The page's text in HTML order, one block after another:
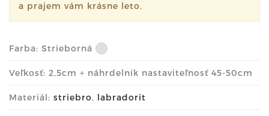
a prajem vám krásne leto.
Farba: Strieborná
Veľkosť: 2,5cm + náhrdelník nastaviteľnosť 45-50cm
Materiál: striebro, labradorit